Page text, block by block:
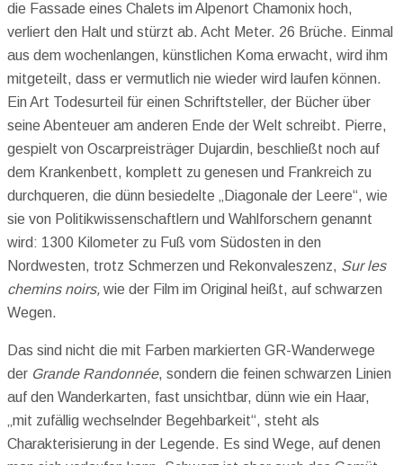
die Fassade eines Chalets im Alpenort Chamonix hoch,
verliert den Halt und stürzt ab. Acht Meter. 26 Brüche. Einmal
aus dem wochenlangen, künstlichen Koma erwacht, wird ihm
mitgeteilt, dass er vermutlich nie wieder wird laufen können.
Ein Art Todesurteil für einen Schriftsteller, der Bücher über
seine Abenteuer am anderen Ende der Welt schreibt. Pierre,
gespielt von Oscarpreisträger Dujardin, beschließt noch auf
dem Krankenbett, komplett zu genesen und Frankreich zu
durchqueren, die dünn besiedelte „Diagonale der Leere“, wie
sie von Politikwissenschaftlern und Wahlforschern genannt
wird: 1300 Kilometer zu Fuß vom Südosten in den
Nordwesten, trotz Schmerzen und Rekonvaleszenz, Sur les
chemins noirs, wie der Film im Original heißt, auf schwarzen
Wegen.
Das sind nicht die mit Farben markierten GR-Wanderwege
der Grande Randonnée, sondern die feinen schwarzen Linien
auf den Wanderkarten, fast unsichtbar, dünn wie ein Haar,
„mit zufällig wechselnder Begehbarkeit“, steht als
Charakterisierung in der Legende. Es sind Wege, auf denen